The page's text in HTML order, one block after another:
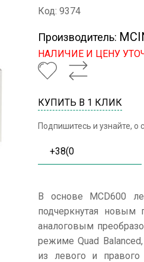
Код: 9374
Производитель:
НАЛИЧИЕ И ЦЕНУ
КУПИТЬ В 1 КЛИК
Подпишитесь и узнайте, о
В основе MCD600
подчеркнутая
аналоговым
режиме Quad
из левого и правого